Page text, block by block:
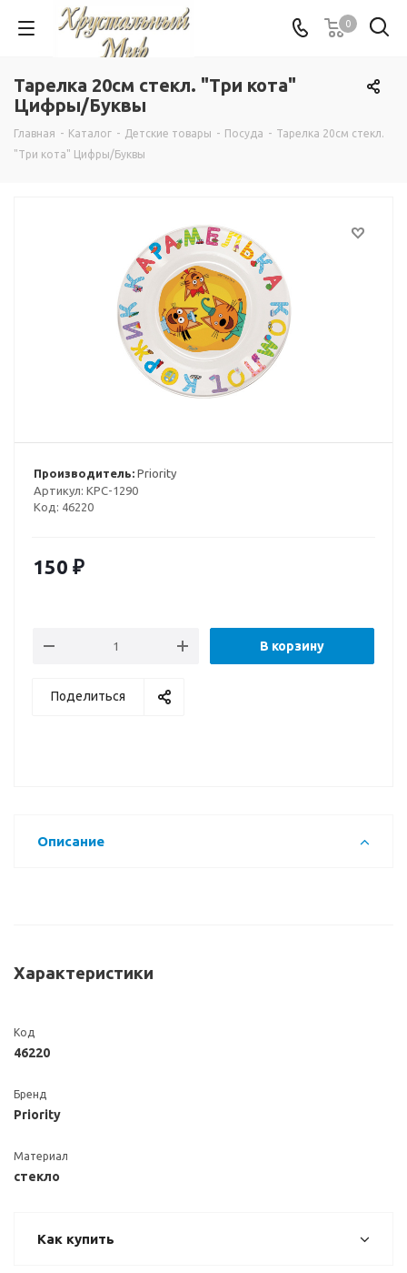
0
Тарелка 20см стекл. "Три кота"
Цифры/Буквы
Главная - Каталог - Детские товары - Посуда - Тарелка 20см стекл.
"Три кота" Цифры/Буквы
Производитель: Priority
Артикул: КРС-1290
Код: 46220
150 ₽
В корзину
Поделиться
Описание
Характеристики
Код
46220
Бренд
Priority
Материал
стекло
Как купить